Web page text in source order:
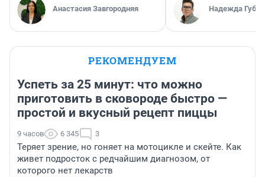
Анастасия Завгородняя Надежда
РЕКОМЕНДУЕМ
Успеть за 25 минут: что можно
приготовить в сковороде быстро —
простой и вкусный рецепт пиццы
9 часов 6 345 3
Теряет зрение, но гоняет на мотоцикле и скейте. Как
живет подросток с редчайшим диагнозом, от
которого нет лекарств